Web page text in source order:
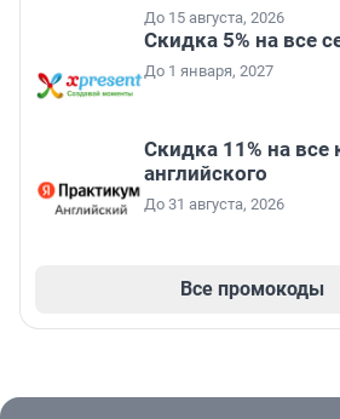
До 15 августа, 2026
Скидка 5% на все
До 1 января, 2027
Скидка 11% на все
английского
До 31 августа, 2026
Все промокоды